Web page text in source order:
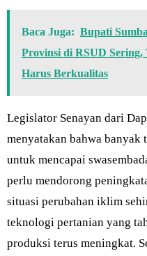
Baca Juga: Bupati
Provinsi di RSUD
Harus Berkualitas
Legislator Senayan dari
menyatakan bahwa banyak
untuk mencapai
perlu mendorong
situasi perubahan iklim
teknologi pertanian yang
produksi terus meningkat.